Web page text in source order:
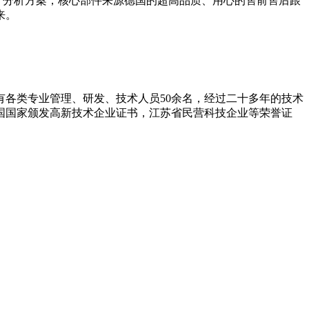
类专业管理、研发、技术人员50余名，经过二十多年的技术
家颁发高新技术企业证书，江苏省民营科技企业等荣誉证